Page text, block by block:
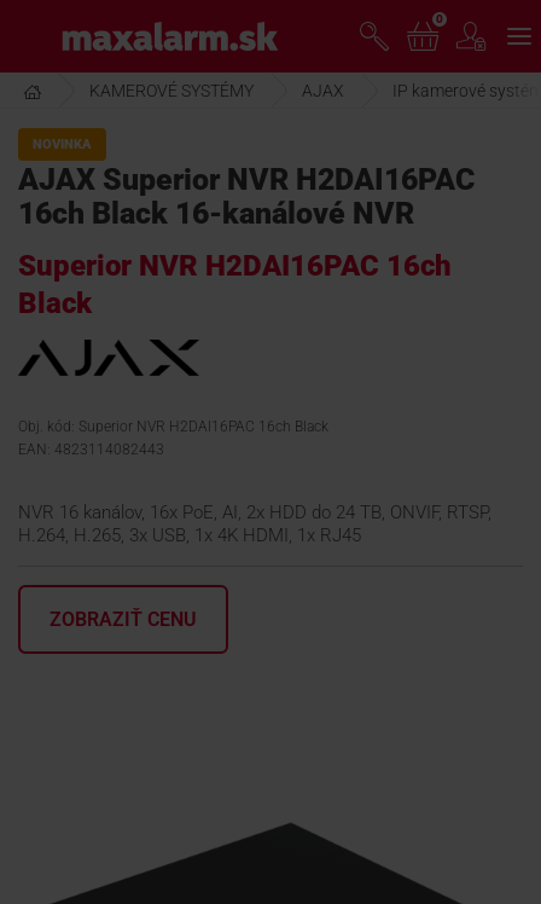
hlavnému
obsahu
www.maxalarm.sk
AKCIA MESIACA
PRODUKTY
SPOLOČNOSŤ
ŠKOLENIE
PODPORA
KONTAKTY
0
KAMEROVÉ SYSTÉMY AJAX IP kamerové
NOVINKA
AJAX Superior NVR H2DAI16PAC
16ch Black 16-kanálové NVR
Superior NVR H2DAI16PAC 16ch
Black
Obj. kód: Superior NVR H2DAI16PAC 16ch Black
EAN: 4823114082443
NVR 16 kanálov, 16x PoE, AI, 2x HDD do 24 TB, ONVIF, RTSP,
H.264, H.265, 3x USB, 1x 4K HDMI, 1x RJ45
ZOBRAZIŤ CENU